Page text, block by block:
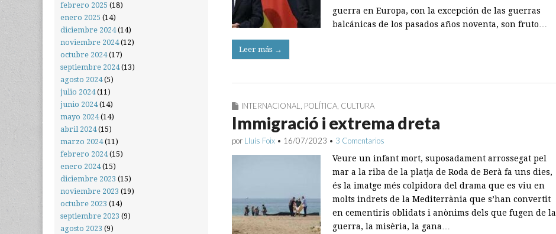
guerra en Europa, con la excepción de las guerras
balcánicas de los pasados años noventa, son fruto…
Leer más →
INTERNACIONAL, POLÍTICA, CULTURA
Immigració i extrema dreta
por Lluís Foix • 16/07/2023 • 3 Comentarios
Veure un infant mort, suposadament arrossegat pel
mar a la riba de la platja de Roda de Berà fa uns dies,
és la imatge més colpidora del drama que es viu en
molts indrets de la Mediterrània que s’han convertit
en cementiris oblidats i anònims dels que fugen de la
guerra, la misèria, la gana…
febrero 2025 (18)
enero 2025 (14)
diciembre 2024(14)
noviembre 2024(12)
octubre 2024(17)
septiembre 2024(13)
agosto 2024(5)
julio 2024(11)
junio 2024(14)
mayo 2024(14)
abril 2024(15)
marzo 2024(11)
febrero 2024(15)
enero 2024(15)
diciembre 2023 (15)
noviembre 2023 (19)
octubre 2023 (14)
septiembre 2023 (9)
agosto 2023 (9)